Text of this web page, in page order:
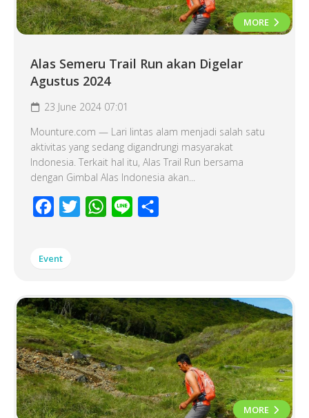
MORE
Alas Semeru Trail Run akan Digelar
Agustus 2024
23 June 2024 07:01
Mounture.com — Lari lintas alam menjadi salah satu
aktivitas yang sedang digandrungi masyarakat
Indonesia. Terkait hal itu, Alas Trail Run bersama
dengan Gimbal Alas Indonesia akan...
Facebook
Twitter WhatsApp
Line
Event
MORE